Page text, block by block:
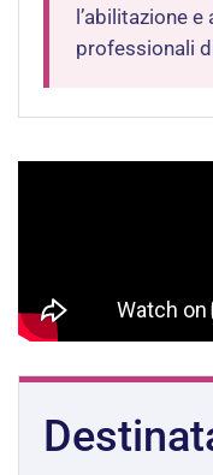
l’abilitazione
professionali